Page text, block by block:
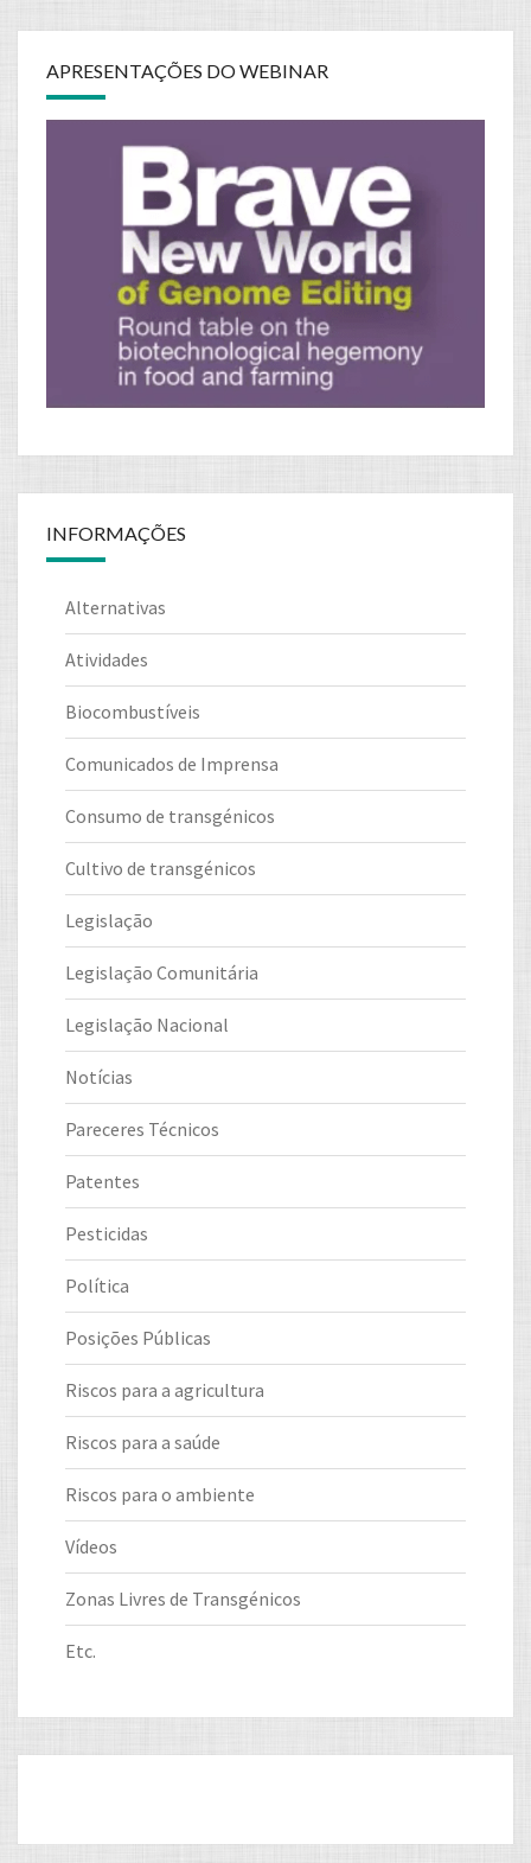
APRESENTAÇÕES DO WEBINAR
INFORMAÇÕES
Alternativas
Atividades
Biocombustíveis
Comunicados de Imprensa
Consumo de transgénicos
Cultivo de transgénicos
Legislação
Legislação Comunitária
Legislação Nacional
Notícias
Pareceres Técnicos
Patentes
Pesticidas
Política
Posições Públicas
Riscos para a agricultura
Riscos para a saúde
Riscos para o ambiente
Vídeos
Zonas Livres de Transgénicos
Etc.